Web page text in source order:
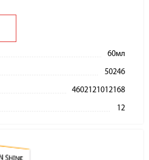
60мл
50246
4602121012168
12